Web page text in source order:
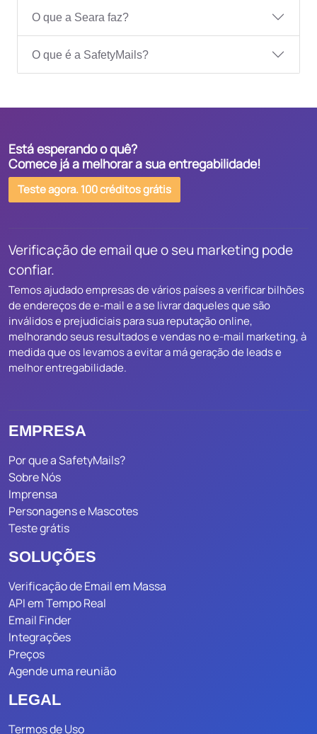
O que a Seara faz?
O que é a SafetyMails?
Está esperando o quê?
Comece já a melhorar a sua entregabilidade!
Teste agora. 100 créditos grátis
Verificação de email que o seu marketing pode
confiar.
Temos ajudado empresas de vários países a verificar bilhões
de endereços de e-mail e a se livrar daqueles que são
inválidos e prejudiciais para sua reputação online,
melhorando seus resultados e vendas no e-mail marketing, à
medida que os levamos a evitar a má geração de leads e
melhor entregabilidade.
EMPRESA
Por que a SafetyMails?
Sobre Nós
Imprensa
Personagens e Mascotes
Teste grátis
SOLUÇÕES
Verificação de Email em Massa
API em Tempo Real
Email Finder
Integrações
Preços
Agende uma reunião
LEGAL
Termos de Uso